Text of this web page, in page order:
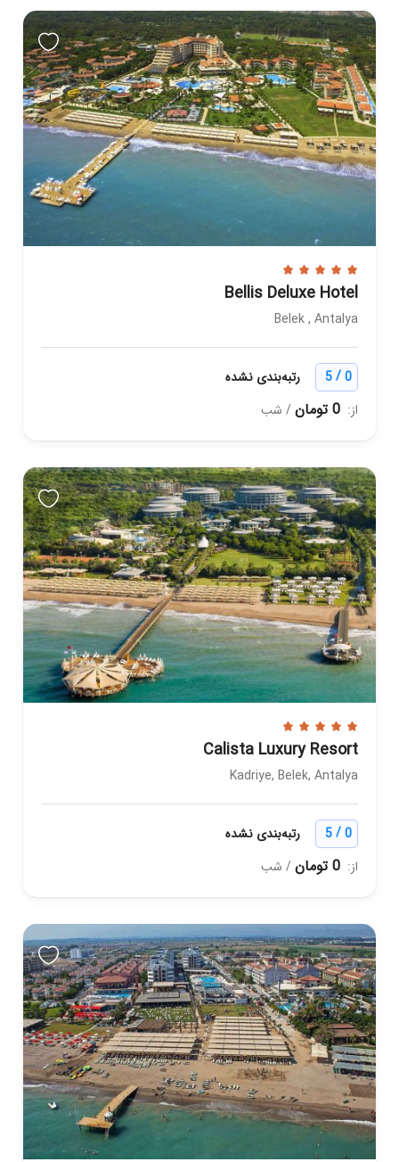
Bellis Deluxe Hotel
Belek , Antalya
0
/
رتبه‌بندی نشده
از: 0 تومان / شب
Calista Luxury Resort
Kadriye, Belek, Antalya
0
/
رتبه‌بندی نشده
از: 0 تومان / شب